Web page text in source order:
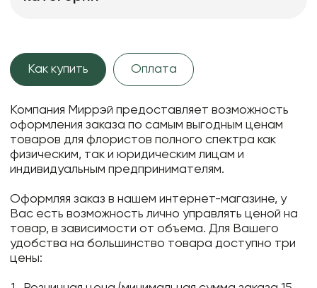
Как купить Оплата
Компания Миррэй предоставляет возможность
оформления заказа по самым выгодным ценам
товаров для флористов полного спектра как
физическим, так и юридическим лицам и
индивидуальным предпринимателям.
Оформляя заказ в нашем интернет-магазине, у
Вас есть возможность лично управлять ценой на
товар, в зависимости от объема. Для Вашего
удобства на большинство товара доступно три
цены: